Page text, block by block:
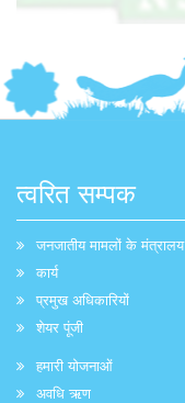
त्वरित सम्पक
जनजातीय मामलों के मंत्रालय
कार्य
प्रमुख अधिकारियों
शेयर पूंजी
हमारी योजनाओं
अवधि ऋण